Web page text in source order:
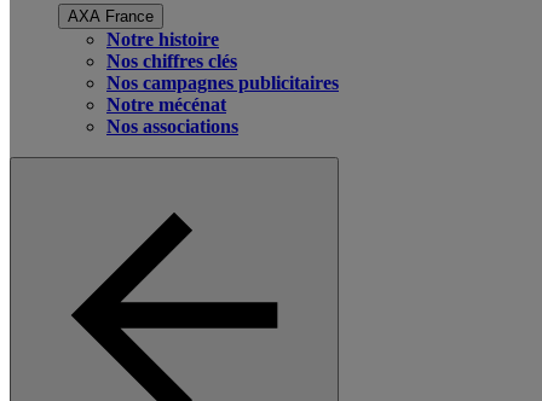
AXA France
Notre histoire
Nos chiffres clés
Nos campagnes publicitaires
Notre mécénat
Nos associations